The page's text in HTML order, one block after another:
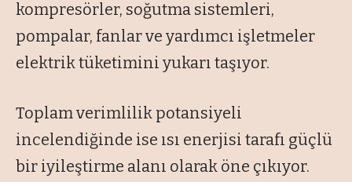
kompresörler, soğutma sistemleri,
pompalar, fanlar ve yardımcı işletmeler
elektrik tüketimini yukarı taşıyor.
Toplam verimlilik potansiyeli
incelendiğinde ise ısı enerjisi tarafı güçlü
bir iyileştirme alanı olarak öne çıkıyor.